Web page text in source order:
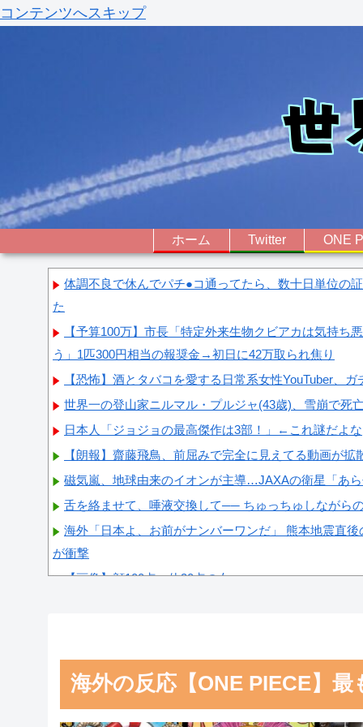
コンテンツへスキップ
ホーム Twitter ONE
体調不良で休んでパチ●コ通ってたら、数十日単位の
た
【予算100万】市長「特定外来生物クビアカは気持ち
う」1匹300円相当の報奨金→初日に42万取られ焦り
【恐怖】酒とタバコを愛する日常系女性YouTuber、
世界一の登山家ニルマル・プルジャ(43歳)、雪崩で死
日本人「ジョジョの最高傑作は3部！」←これ謎だよな
【朗報】齋藤飛鳥、前屈みで完全に見えてる動画が
磁気嵐、地球由来のイオンが主導…JAXAの衛星「あ
舌を絡ませて、唾液交換して── ちゅっちゅしながら
海外「日本よ、お前がナンバーワンだ」 熊本地震直
が衝撃
【画像】顔100点、体30点の女ｗｗｗ
Powered by livedoor 相互RSS
海外の反応【ONE PIECE】